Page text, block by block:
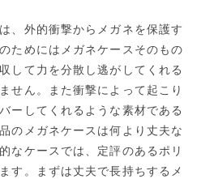
、外的衝撃からメガネを保護す
ためにはメガネケースそのもの
して力を分散し逃がしてくれる
せん。また衝撃によって起こり
ーしてくれるような素材である
のメガネケースは何より丈夫な
なケースでは、定評のあるポリ
す。まずは丈夫で長持ちするメ